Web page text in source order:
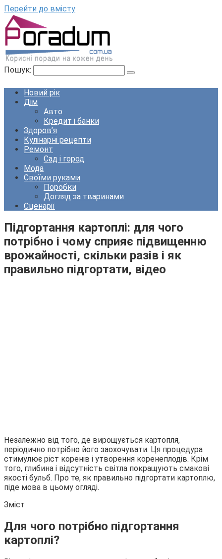
Перейти до вмісту
Пошук:
Новий рік
Дім
Авто
Кредит і банки
Здоров’я
Кулінарні рецепти
Ремонт
Сад і город
Мода
Своїми руками
Поробки
Догляд за тваринами
Сценарії
Підгортання картоплі: для чого
потрібно і чому сприяє підвищенню
врожайності, скільки разів і як
правильно підгортати, відео
Незалежно від того, де вирощується картопля,
періодично потрібно його заохочувати. Ця процедура
стимулює ріст коренів і утворення коренеплодів. Крім
того, глибина і відсутність світла покращують смакові
якості бульб. Про те, як правильно підгортати картоплю,
піде мова в цьому огляді.
Зміст
Для чого потрібно підгортання
картоплі?